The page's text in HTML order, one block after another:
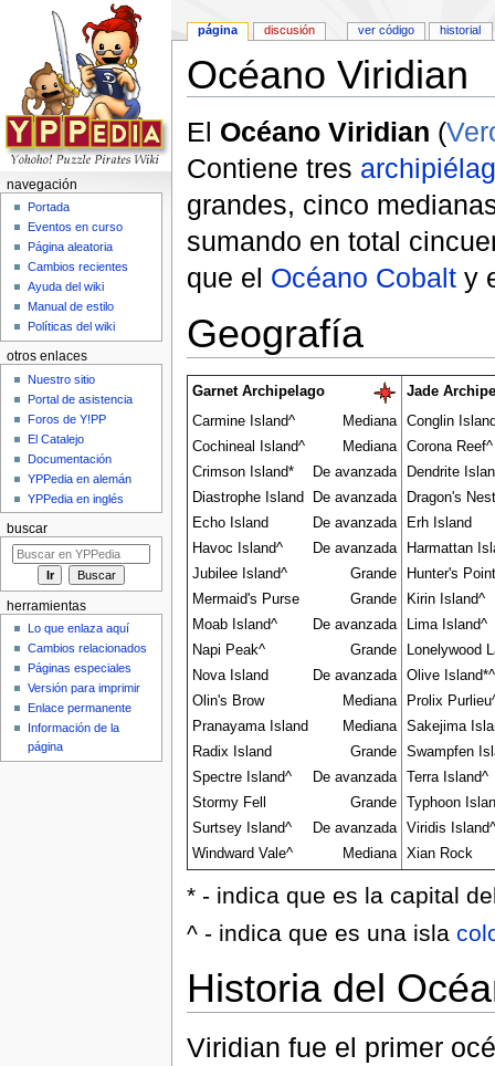
Océano Viridian
El Océano Viridian (
Contiene tres
grandes, cinco
sumando en total
que el Océano Cobalty
Geografía
Garnet Archipelago
Carmine Island^
Mediana
Cochineal Island^
Mediana
Crimson Island*
De avanzada
Diastrophe Island
De avanzada
Echo Island
De avanzada
Havoc Island^
De avanzada
Jubilee Island^
Grande
Mermaid's Purse
Grande
Moab Island^
De avanzada
Napi Peak^
Grande
Nova Island
De avanzada
Olin's Brow
Mediana
Pranayama Island
Mediana
Radix Island
Grande
Spectre Island^
De avanzada
Stormy Fell
Grande
Surtsey Island^
De avanzada
Windward Vale^
Mediana
Jade
Conglin
Corona Reef^
Dendrite
Dragon's
Erh Island
Harmattan
Hunter's Point
Kirin Island^
Lima Island^
Lonelywood
Olive Island*^
Prolix
Sakejima
Swampfen
Terra Island^
Typhoon
Viridis Island^
Xian Rock
* - indica que es la capital
^ - indica que es una isla
Historia del
Viridian fue el primer
página discusión ver código historial
navegación
Portada
Eventos en curso
Página aleatoria
Cambios recientes
Ayuda del wiki
Manual de estilo
Políticas del wiki
otros enlaces
Nuestro sitio
Portal de asistencia
Foros de Y!PP
El Catalejo
Documentación
YPPedia en alemán
YPPedia en inglés
buscar
herramientas
Lo que enlaza aquí
Cambios relacionados
Páginas especiales
Versión para imprimir
Enlace permanente
Información de la
página